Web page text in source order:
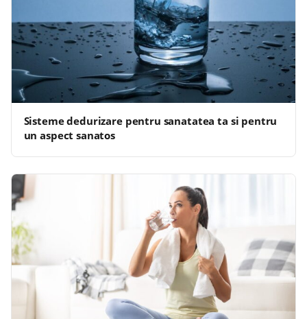
Sisteme dedurizare pentru sanatatea ta si pentru
un aspect sanatos